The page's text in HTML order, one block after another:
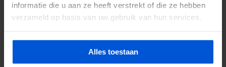
informatie die u aan ze heeft verstrekt of die ze hebben
verzameld op basis van uw gebruik van hun services.
Alles toestaan
0317 358 228
info@dejonghandelsonderneming.nl